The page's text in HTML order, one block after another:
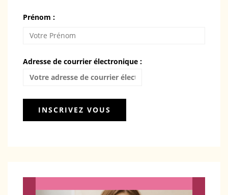
Prénom :
Adresse de courrier électronique :